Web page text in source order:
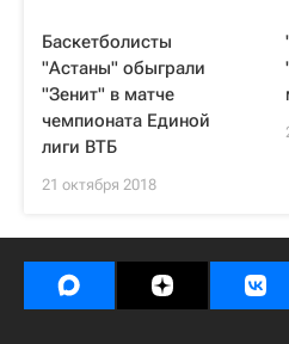
Баскетболисты
"Астаны" обыграли
"Зенит" в матче
чемпионата Единой
лиги ВТБ
21 октября 2018